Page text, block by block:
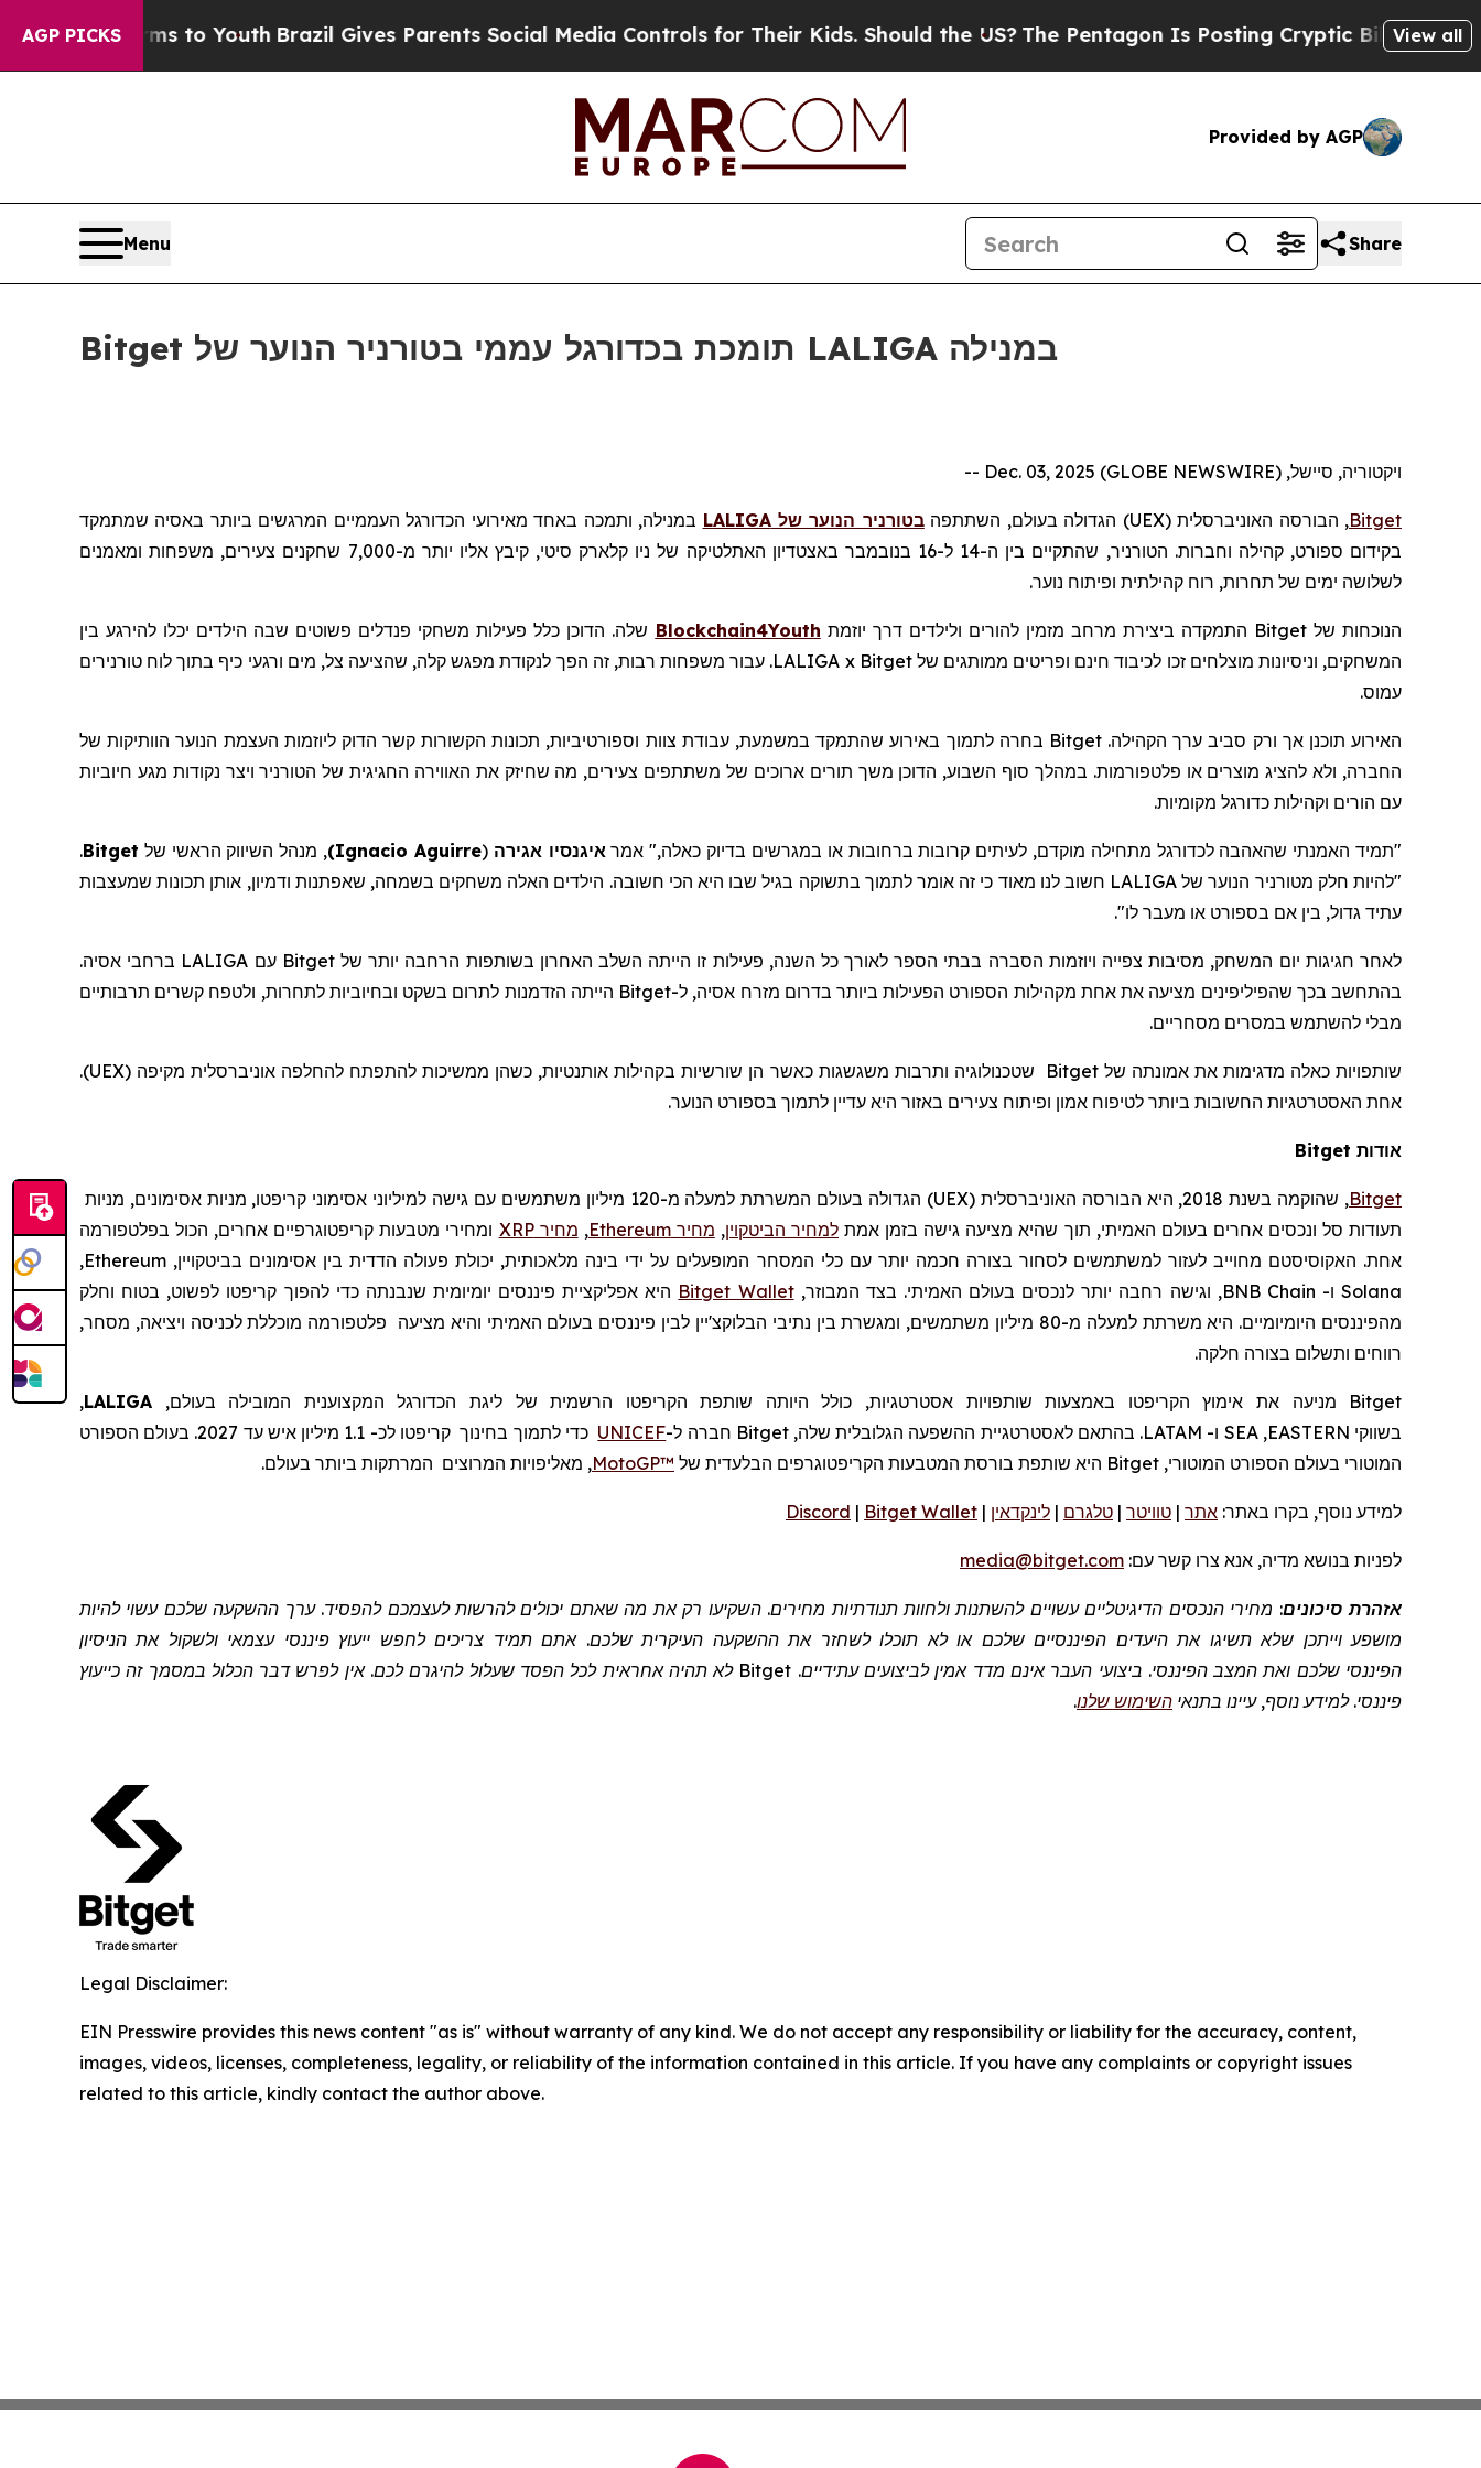
AGP PICKS
Harms to YouthBrazil Gives Parents Social Media Controls for Their Kids. Should the US?The Pentagon Is Posting Cryptic Biblical Messages
View all
Provided by AGP
Menu Share
Bitget תומכת בכדורגל עממי בטורניר הנוער של LALIGA במנילה
ויקטוריה, סיישל, Dec. 03, 2025 (GLOBE NEWSWIRE) --
Bitget, הבורסה האוניברסלית (UEX) הגדולה בעולם, השתתפהבטורניר הנוער שלLALIGA במנילה, ותמכה באחד מאירועי הכדורגל העממיים המרגשים ביותר באסיה שמתמקד
בקידום ספורט, קהילה וחברות. הטורניר, שהתקיים בין ה-14 ל-16 בנובמבר באצטדיון האתלטיקה של ניו קלארק סיטי, קיבץ אליו יותר מ-7,000 שחקנים צעירים, משפחות ומאמנים
לשלושה ימים של תחרות, רוח קהילתית ופיתוח נוער.
הנוכחות שלBitget התמקדה ביצירת מרחב מזמין להורים ולילדים דרך יוזמת Blockchain4Youth שלה. הדוכן כלל פעילות משחקי פנדלים פשוטים שבה הילדים יכלו להירגע בין
המשחקים, וניסיונות מוצלחים זכו לכיבוד חינם ופריטים ממותגים של LALIGA x Bitget. עבור משפחות רבות, זה הפך לנקודת מפגש קלה, שהציעה צל, מים ורגעי כיף בתוך לוח טורנירים
עמוס.
האירוע תוכנן אך ורק סביב ערך הקהילה. Bitget בחרה לתמוך באירוע שהתמקד במשמעת, עבודת צוות וספורטיביות, תכונות הקשורות קשר הדוק ליוזמות העצמת הנוער הוותיקות של
החברה, ולא להציג מוצרים או פלטפורמות. במהלך סוף השבוע, הדוכן משך תורים ארוכים של משתתפים צעירים, מה שחיזק את האווירה החגיגית של הטורניר ויצר נקודות מגע חיוביות
עם הורים וקהילות כדורגל מקומיות.
"תמיד האמנתי שהאהבה לכדורגל מתחילה מוקדם, לעיתים קרובות ברחובות או במגרשים בדיוק כאלה," אמראיגנסיו אגירה (
Ignacio Aguirre
)
, מנהלהשיווק הראשי של Bitget
.
"להיות חלק מטורניר הנוער של LALIGA חשוב לנו מאוד כי זה
אומרלתמוך בתשוקה בגיל שבו היא הכי חשובה. הילדים האלה משחקים בשמחה, שאפתנות ודמיון, אותן תכונות שמעצבות
עתיד גדול, בין אם בספורט או מעבר לו".
לאחר חגיגות יום המשחק, מסיבות צפייה ויוזמות הסברה בבתי הספר לאורך כל השנה, פעילות זו הייתה השלב האחרון בשותפות הרחבה יותר שלBitget עם LALIGA ברחבי אסיה.
בהתחשב בכך שהפיליפינים מציעה את אחת מקהילות הספורט הפעילות ביותר בדרום מזרח אסיה, ל-Bitget הייתה הזדמנות לתרום בשקט ובחיוביות לתחרות, ולטפח קשרים תרבותיים
מבלי להשתמש במסרים מסחריים.
שותפויות כאלה מדגימות את אמונתה שלBitget
שטכנולוגיה ותרבות משגשגות כאשר הן שורשיות בקהילות אותנטיות, כשהן ממשיכות להתפתח להחלפה אוניברסלית מקיפה (UEX).
אחת האסטרטגיות החשובות ביותר לטיפוח אמון ופיתוח צעירים באזור היא עדיין לתמוך בספורט הנוער.
אודות Bitget
Bitget
, שהוקמה בשנת 2018, היא הבורסה האוניברסלית ( UEX
) הגדולה בעולם המשרתת למעלה מ-120
מיליון משתמשים עם גישה למיליוני אסימוני קריפטו, מניות אסימונים, מניות
תעודות סל ונכסים אחרים בעולם האמיתי, תוך שהיא מציעה גישה בזמן אמת למחיר הביטקוין, מחיר Ethereum , מחיר XRP
ומחירי מטבעות קריפטוגרפיים אחרים, הכול בפלטפורמה
אחת. האקוסיסטם מחוייב לעזור למשתמשים לסחור בצורה חכמה יותר עם כלי המסחר המופעלים על ידי בינה מלאכותית, יכולת פעולה הדדית בין אסימונים בביטקויין, Ethereum
,
Solana ו- BNB Chain, וגישה רחבה יותר לנכסים בעולם האמיתי. בצד המבוזר,Bitget Wallet היא אפליקציית פיננסים יומיומית שנבנתה כדי להפוך קריפטו לפשוט, בטוח וחלק
מהפיננסים היומיומיים. היא משרתת למעלה מ-80 מיליון משתמשים, ומגשרת בין נתיבי הבלוקצ'יין לבין פיננסים בעולם האמיתי והיא מציעה פלטפורמה מוכללת לכניסה ויציאה, מסחר,
רווחים ותשלום בצורה חלקה.
Bitget מניעה את אימוץ הקריפטו באמצעות שותפויות אסטרטגיות, כולל היותה שותפת הקריפטו הרשמית של ליגת הכדורגל המקצוענית המובילה בעולם, LALIGA
,
בשווקי EASTERN
,
SEA ו- LATAM
. בהתאם לאסטרטגיית ההשפעה הגלובלית שלה, Bitget חברה ל-UNICEF כדי לתמוך בחינוך קריפטו לכ- 1.1 מיליון איש עד 2027.
בעולם הספורט
המוטורי בעולם הספורט המוטורי, Bitget היא שותפת בורסת המטבעות הקריפטוגרפים הבלעדית של MotoGP™
, מאליפויות המרוצים המרתקות ביותר בעולם.
למידע נוסף, בקרו באתר: אתר | טוויטר | טלגרם | לינקדאין |
Discord | Bitget Wallet
לפניות בנושא מדיה, אנא צרו קשר עם: media@bitget.com
אזהרת סיכונים: מחירי הנכסים הדיגיטליים עשויים להשתנות ולחוות תנודתיות מחירים. השקיעו רק את מה שאתם יכולים להרשות לעצמכם להפסיד. ערך ההשקעה שלכם עשוי להיות
מושפע וייתכן שלא תשיגו את היעדים הפיננסיים שלכם או לא תוכלו לשחזר את ההשקעה העיקרית שלכם. אתם תמיד צריכים לחפש ייעוץ פיננסי עצמאי ולשקול את הניסיון
הפיננסי שלכם ואת המצב הפיננסי. ביצועי העבר אינם מדד אמין לביצועים עתידיים. Bitget לא תהיה אחראית לכל הפסד שעלול להיגרם לכם. אין לפרש דבר הכלול במסמך זה כייעוץ
פיננסי. למידע נוסף, עיינו בתנאי השימוש שלנו.
Legal Disclaimer:
EIN Presswire provides this news content "as is" without warranty of any kind. We do not accept any responsibility or liability for the accuracy, content,
images, videos, licenses, completeness, legality, or reliability of the information contained in this article. If you have any complaints or copyright issues
related to this article, kindly contact the author above.